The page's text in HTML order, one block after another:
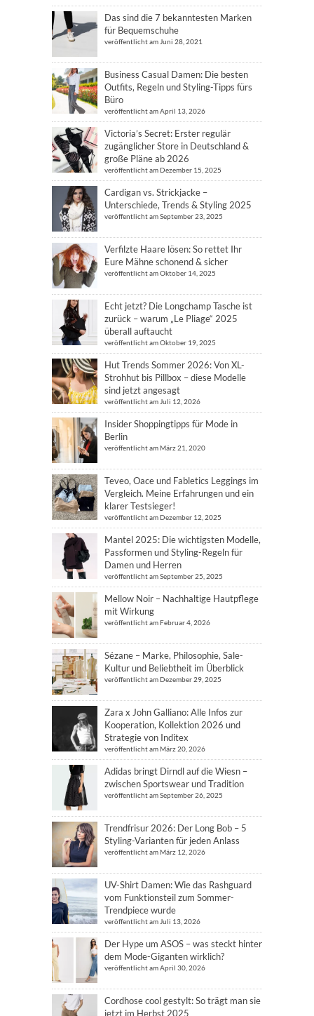
Das sind die 7 bekanntesten Marken
für Bequemschuhe
veröffentlicht am Juni 28, 2021
Business Casual Damen: Die besten
Outfits, Regeln und Styling-Tipps fürs
Büro
veröffentlicht am April 13, 2026
Victoria’s Secret: Erster regulär
zugänglicher Store in Deutschland &
große Pläne ab 2026
veröffentlicht am Dezember 15, 2025
Cardigan vs. Strickjacke –
Unterschiede, Trends & Styling 2025
veröffentlicht am September 23, 2025
Verfilzte Haare lösen: So rettet Ihr
Eure Mähne schonend & sicher
veröffentlicht am Oktober 14, 2025
Echt jetzt? Die Longchamp Tasche ist
zurück – warum „Le Pliage“ 2025
überall auftaucht
veröffentlicht am Oktober 19, 2025
Hut Trends Sommer 2026: Von XL-
Strohhut bis Pillbox – diese Modelle
sind jetzt angesagt
veröffentlicht am Juli 12, 2026
Insider Shoppingtipps für Mode in
Berlin
veröffentlicht am März 21, 2020
Teveo, Oace und Fabletics Leggings im
Vergleich. Meine Erfahrungen und ein
klarer Testsieger!
veröffentlicht am Dezember 12, 2025
Mantel 2025: Die wichtigsten Modelle,
Passformen und Styling-Regeln für
Damen und Herren
veröffentlicht am September 25, 2025
Mellow Noir – Nachhaltige Hautpflege
mit Wirkung
veröffentlicht am Februar 4, 2026
Sézane – Marke, Philosophie, Sale-
Kultur und Beliebtheit im Überblick
veröffentlicht am Dezember 29, 2025
Zara x John Galliano: Alle Infos zur
Kooperation, Kollektion 2026 und
Strategie von Inditex
veröffentlicht am März 20, 2026
Adidas bringt Dirndl auf die Wiesn –
zwischen Sportswear und Tradition
veröffentlicht am September 26, 2025
Trendfrisur 2026: Der Long Bob – 5
Styling-Varianten für jeden Anlass
veröffentlicht am März 12, 2026
UV-Shirt Damen: Wie das Rashguard
vom Funktionsteil zum Sommer-
Trendpiece wurde
veröffentlicht am Juli 13, 2026
Der Hype um ASOS – was steckt hinter
dem Mode-Giganten wirklich?
veröffentlicht am April 30, 2026
Cordhose cool gestylt: So trägt man sie
jetzt im Herbst 2025